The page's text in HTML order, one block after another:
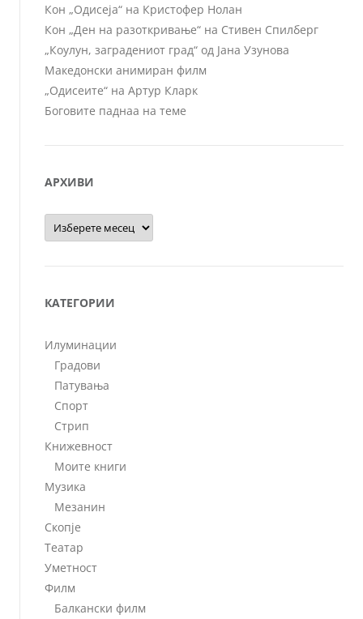
Кон „Одисеја“ на Кристофер Нолан
Кон „Ден на разоткривање“ на Стивен Спилберг
„Коулун, заградениот град“ од Јана Узунова
Македонски анимиран филм
„Одисеите“ на Артур Кларк
Боговите паднаа на теме
АРХИВИ
Архиви
КАТЕГОРИИ
Илуминации
Градови
Патувања
Спорт
Стрип
Книжевност
Моите книги
Музика
Мезанин
Скопје
Театар
Уметност
Филм
Балкански филм